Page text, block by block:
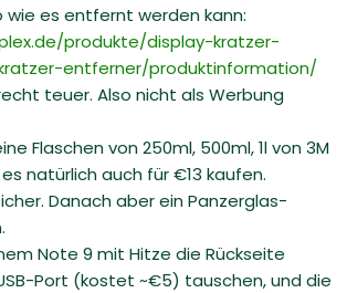
wie es entfernt werden kann:
produkte/display-kratzer-
entferner/produktinformation/
teuer. Also nicht als Werbung
Flaschen von 250ml, 500ml, 1l von 3M
natürlich auch für €13 kaufen.
Danach aber ein Panzerglas-
Note 9 mit Hitze die Rückseite
Port (kostet ~€5) tauschen, und die